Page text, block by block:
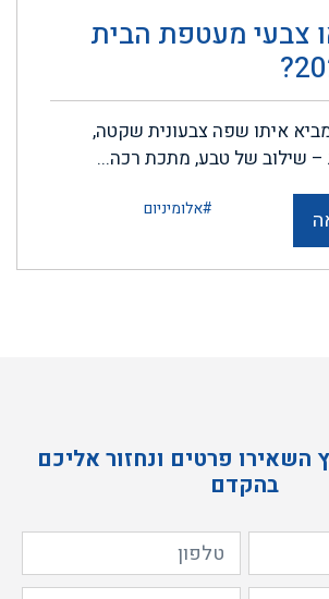
צבעי מעטפת הבית
איתו שפה צבעונית שקטה,
– שילוב של טבע, מתכת רכה...
#אלומיניום
השאירו פרטים ונחזור אליכם
בהקדם